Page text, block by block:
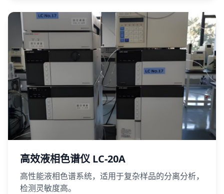
高效液相色谱仪 LC-20A
高性能液相色谱系统，适用于复杂样品的分离分析，
检测灵敏度高。